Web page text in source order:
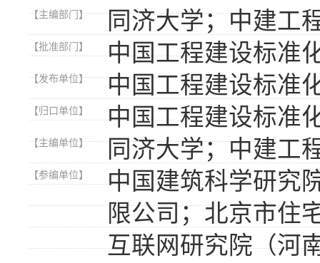
【主编部门】 同济大学；中建工
【批准部门】 中国工程建设标准
【发布单位】 中国工程建设标准
【归口单位】 中国工程建设标准
【主编单位】 同济大学；中建工
【参编单位】
中国建筑科学研究
限公司；北京市住
互联网研究院（河